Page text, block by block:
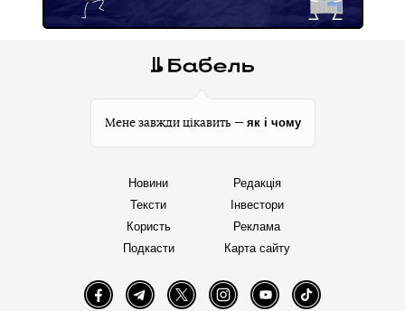
Мене завжди цікавить — як і чому
Новини
Тексти
Користь
Подкасти
Редакція
Інвестори
Реклама
Карта сайту
FacebookTelegramTwitter InstagramYouTube TikTok